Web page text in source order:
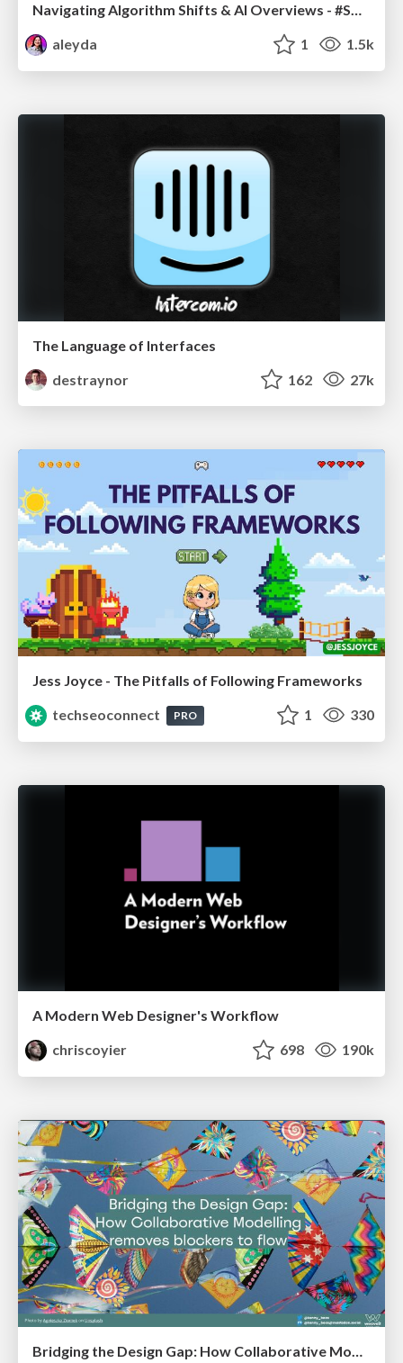
Navigating Algorithm Shifts & AI Overviews - #SMXNext
aleyda
1 1.5k
The Language of Interfaces
destraynor
162 27k
Jess Joyce - The Pitfalls of Following Frameworks
techseoconnect
PRO 1 330
A Modern Web Designer's Workflow
chriscoyier
698 190k